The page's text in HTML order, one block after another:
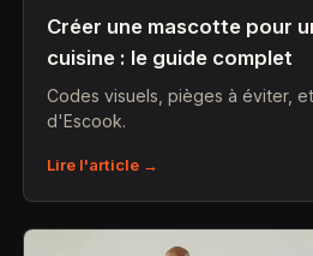
Créer une mascotte pour
cuisine : le guide complet
Codes visuels, pièges à éviter,
d'Escook.
Lire l'article →